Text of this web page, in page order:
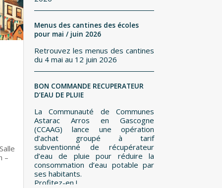
–
Menus des cantines des écoles
pour mai / juin 2026
Retrouvez les menus des cantines
du 4 mai au 12 juin 2026
BON COMMANDE RECUPERATEUR
D’EAU DE PLUIE
La Communauté de Communes
Astarac Arros en Gascogne
(CCAAG) lance une opération
d’achat groupé à tarif
subventionné de récupérateur
d’eau de pluie pour réduire la
consommation d’eau potable par
ses habitants.
Profitez-en !